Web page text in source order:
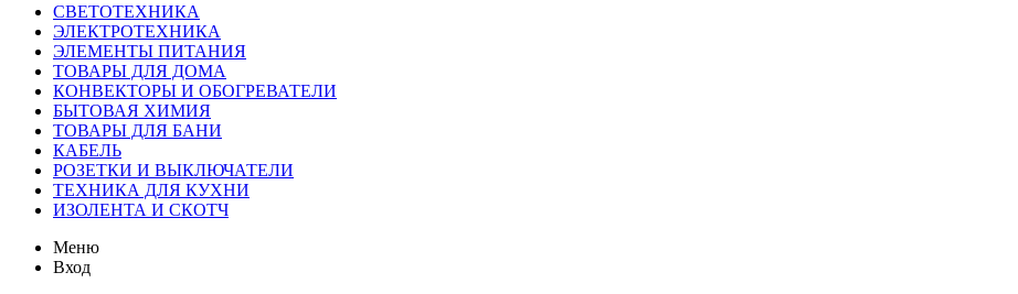
СВЕТОТЕХНИКА
ЭЛЕКТРОТЕХНИКА
ЭЛЕМЕНТЫ ПИТАНИЯ
ТОВАРЫ ДЛЯ ДОМА
КОНВЕКТОРЫ И ОБОГРЕВАТЕЛИ
БЫТОВАЯ ХИМИЯ
ТОВАРЫ ДЛЯ БАНИ
КАБЕЛЬ
РОЗЕТКИ И ВЫКЛЮЧАТЕЛИ
ТЕХНИКА ДЛЯ КУХНИ
ИЗОЛЕНТА И СКОТЧ
Меню
Вход